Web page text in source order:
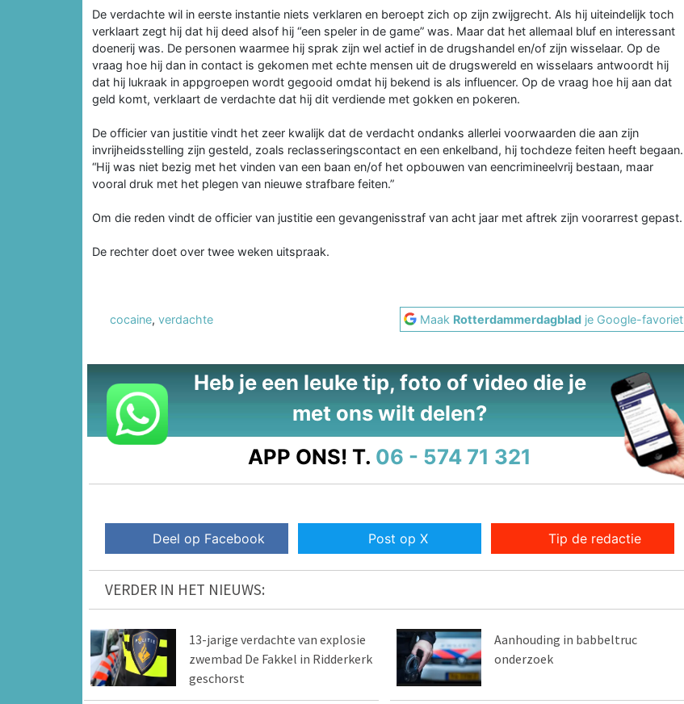
De verdachte wil in eerste instantie niets verklaren en beroept zich op zijn zwijgrecht. Als hij uiteindelijk toch
verklaart zegt hij dat hij deed alsof hij “een speler in de game” was. Maar dat het allemaal bluf en interessant
doenerij was. De personen waarmee hij sprak zijn wel actief in de drugshandel en/of zijn wisselaar. Op de
vraag hoe hij dan in contact is gekomen met echte mensen uit de drugswereld en wisselaars antwoordt hij
dat hij lukraak in appgroepen wordt gegooid omdat hij bekend is als influencer. Op de vraag hoe hij aan dat
geld komt, verklaart de verdachte dat hij dit verdiende met gokken en pokeren.
De officier van justitie vindt het zeer kwalijk dat de verdacht ondanks allerlei voorwaarden die aan zijn
invrijheidsstelling zijn gesteld, zoals reclasseringscontact en een enkelband, hij tochdeze feiten heeft begaan.
“Hij was niet bezig met het vinden van een baan en/of het opbouwen van eencrimineelvrij bestaan, maar
vooral druk met het plegen van nieuwe strafbare feiten.”
Om die reden vindt de officier van justitie een gevangenisstraf van acht jaar met aftrek zijn voorarrest gepast.
De rechter doet over twee weken uitspraak.
cocaine, verdachte Maak Rotterdammerdagblad je Google-favoriet
Heb je een leuke tip, foto of video die je
met ons wilt delen?
APP ONS! T. 06 - 574 71 321
Deel op Facebook Post op X Tip de redactie
VERDER IN HET NIEUWS:
13-jarige verdachte van explosie
zwembad De Fakkel in Ridderkerk
geschorst
Aanhouding in babbeltruc
onderzoek